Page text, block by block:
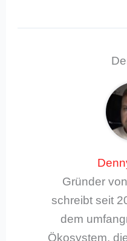
Gründer
schreibt seit
dem
Ökosystem,